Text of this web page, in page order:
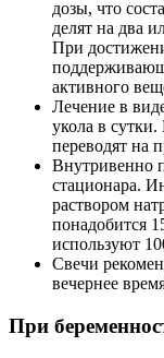
дозы, что
делят на два
При
активного
Лечение в
укола в
переводят на
Внутривенно
стационара.
раствором
понадобится
используют
Свечи
вечернее
При